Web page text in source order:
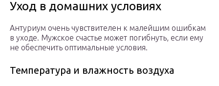
Уход в домашних условиях
Антуриум очень чувствителен к малейшим ошибкам
в уходе. Мужское счастье может погибнуть, если ему
не обеспечить оптимальные условия.
Температура и влажность воздуха